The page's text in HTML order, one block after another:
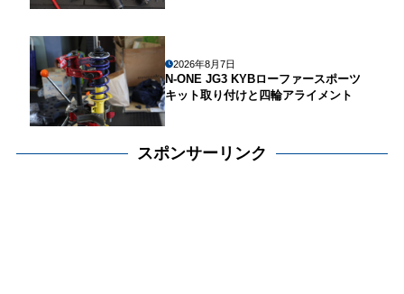
2026年8月7日
N-ONE JG3 KYBローファースポーツ
キット取り付けと四輪アライメント
スポンサーリンク